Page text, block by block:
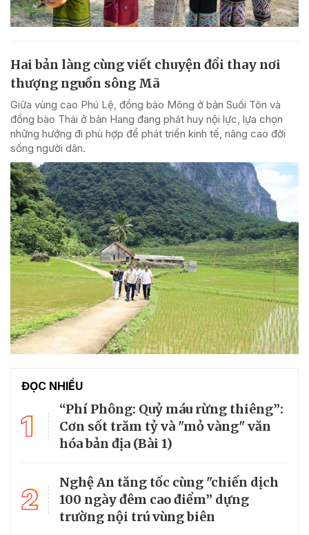
Hai bản làng cùng viết chuyện đổi thay nơi
thượng nguồn sông Mã
Giữa vùng cao Phú Lệ, đồng bào Mông ở bản Suối Tôn và
đồng bào Thái ở bản Hang đang phát huy nội lực, lựa chọn
những hướng đi phù hợp để phát triển kinh tế, nâng cao đời
sống người dân.
ĐỌC NHIỀU
1
“Phí Phông: Quỷ máu rừng thiêng”:
Cơn sốt trăm tỷ và "mỏ vàng" văn
hóa bản địa (Bài 1)
2
Nghệ An tăng tốc cùng "chiến dịch
100 ngày đêm cao điểm” dựng
trường nội trú vùng biên